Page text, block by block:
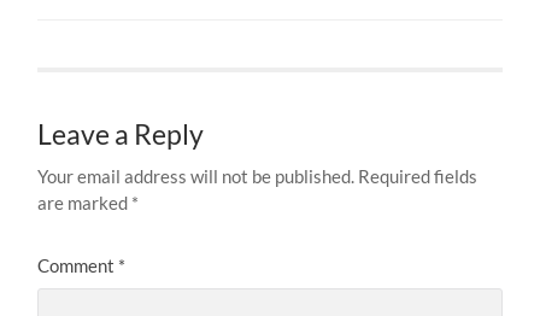
Leave a Reply
Your email address will not be published. Required fields
are marked *
Comment *